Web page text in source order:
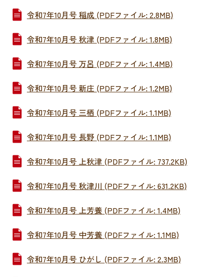
令和7年10月号 稲成 (PDFファイル: 2.8MB)
令和7年10月号 秋津 (PDFファイル: 1.8MB)
令和7年10月号 万呂 (PDFファイル: 1.4MB)
令和7年10月号 新庄 (PDFファイル: 1.2MB)
令和7年10月号 三栖 (PDFファイル: 1.1MB)
令和7年10月号 長野 (PDFファイル: 1.1MB)
令和7年10月号 上秋津 (PDFファイル: 737.2KB)
令和7年10月号 秋津川 (PDFファイル: 631.2KB)
令和7年10月号 上芳養 (PDFファイル: 1.4MB)
令和7年10月号 中芳養 (PDFファイル: 1.1MB)
令和7年10月号 ひがし (PDFファイル: 2.3MB)